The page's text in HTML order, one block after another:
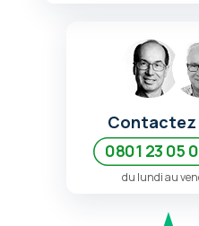
Contactez
0801 23 05
du lundi au